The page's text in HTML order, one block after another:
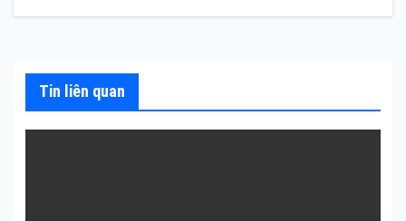
hướng
viết
Tin liên quan